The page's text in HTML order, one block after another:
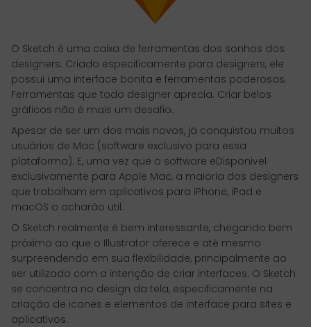
O Sketch é uma caixa de ferramentas dos sonhos dos
designers. Criado especificamente para designers, ele
possui uma interface bonita e ferramentas poderosas.
Ferramentas que todo designer aprecia. Criar belos
gráficos não é mais um desafio.
Apesar de ser um dos mais novos, já conquistou muitos
usuários de Mac (software exclusivo para essa
plataforma). E, uma vez que o software eDisponivel
exclusivamente para Apple Mac, a maioria dos designers
que trabalham em aplicativos para iPhone, iPad e
macOS o acharão util.
O Sketch realmente é bem interessante, chegando bem
próximo ao que o Illustrator oferece e até mesmo
surpreendendo em sua flexibilidade, principalmente ao
ser utilizado com a intenção de criar interfaces. O Sketch
se concentra no design da tela, especificamente na
criação de icones e elementos de interface para sites e
aplicativos.